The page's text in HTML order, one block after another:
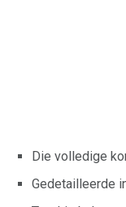
Die volledige
Gedetailleerde